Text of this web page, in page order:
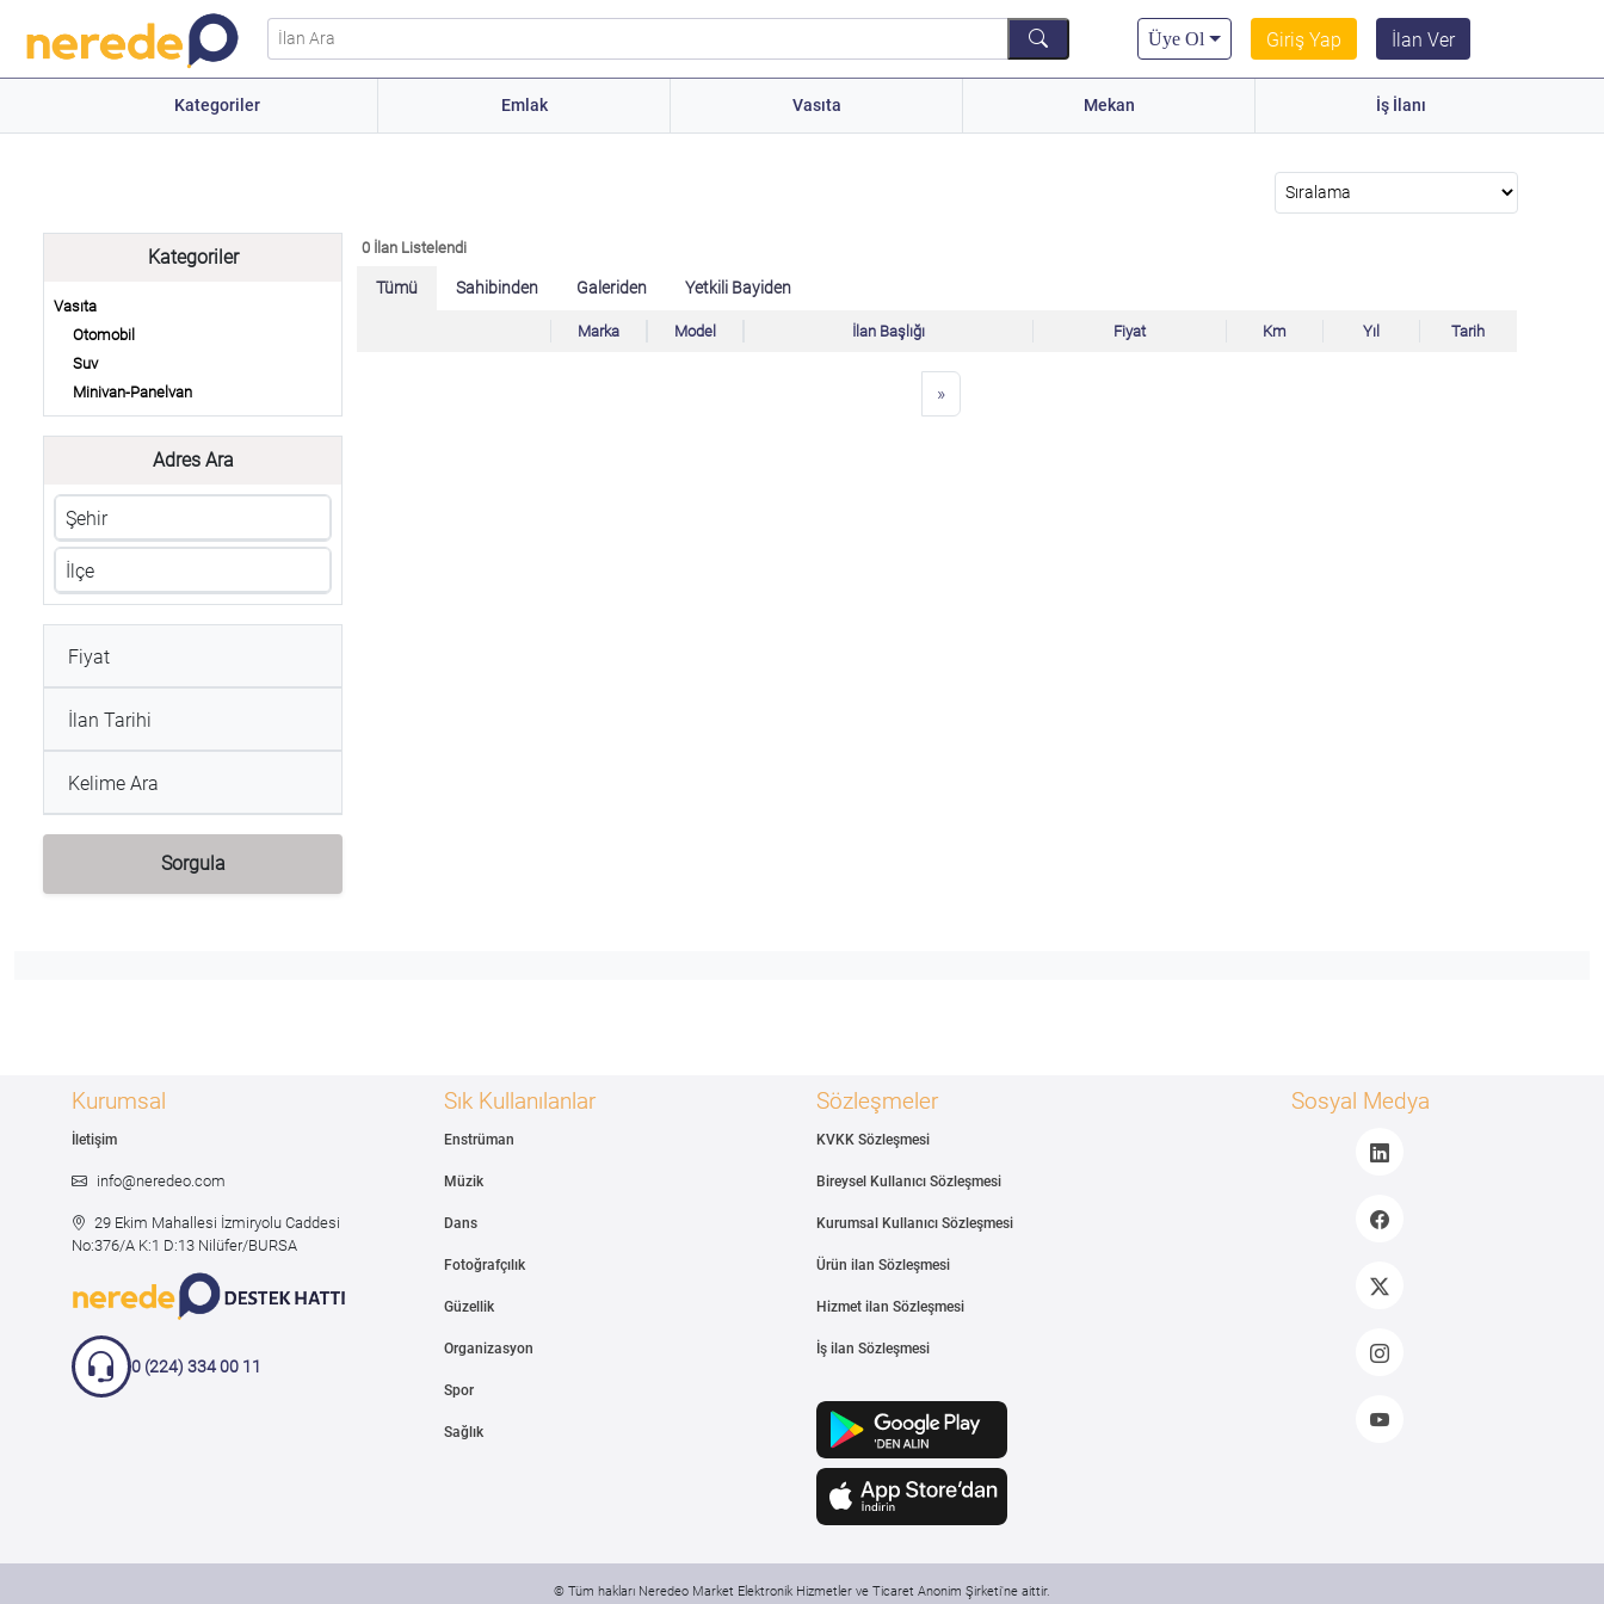
Üye Ol Giriş Yap İlan Ver
Kategoriler Emlak Vasıta Mekan İş İlanı
Kategoriler
Vasıta
Otomobil
Suv
Minivan-Panelvan
Adres Ara
Şehir
İlçe
Fiyat
İlan Tarihi
Kelime Ara
0 İlan Listelendi
Tümü Sahibinden Galeriden Yetkili Bayiden
Marka Model İlan Başlığı Fiyat Km Yıl Tarih
»
Kurumsal
İletişim
info@neredeo.com
29 Ekim Mahallesi İzmiryolu Caddesi
No:376/A K:1 D:13 Nilüfer/BURSA
0 (224) 334 00 11
Sık Kullanılanlar
Enstrüman
Müzik
Dans
Fotoğrafçılık
Güzellik
Organizasyon
Spor
Sağlık
Sözleşmeler
KVKK Sözleşmesi
Bireysel Kullanıcı Sözleşmesi
Kurumsal Kullanıcı Sözleşmesi
Ürün ilan Sözleşmesi
Hizmet ilan Sözleşmesi
İş ilan Sözleşmesi
Sosyal Medya
© Tüm hakları Neredeo Market Elektronik Hizmetler ve Ticaret Anonim Şirketi'ne aittir.